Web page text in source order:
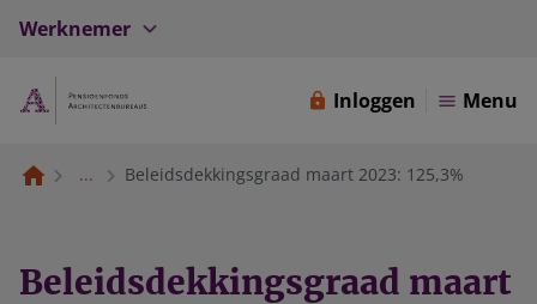
Werknemer
Inloggen Menu
... Beleidsdekkingsgraad maart 2023: 125,3%
Beleidsdekkingsgraad maart